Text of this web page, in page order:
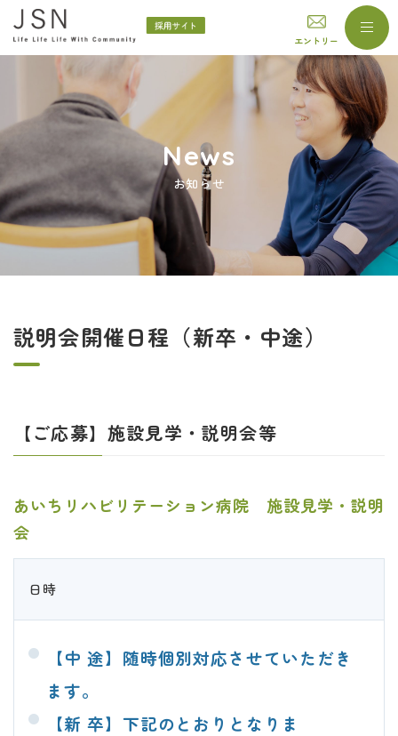
エントリー
News
お知らせ
説明会開催日程（新卒・中途）
【ご応募】施設見学・説明会等
あいちリハビリテーション病院 施設見学・説明
会
日時
【中 途】随時個別対応させていただき
ます。
【新 卒】下記のとおりとなりま